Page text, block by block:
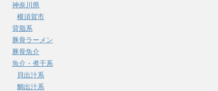
神奈川県
横須賀市
背脂系
豚骨ラーメン
豚骨魚介
魚介・煮干系
貝出汁系
鯛出汁系